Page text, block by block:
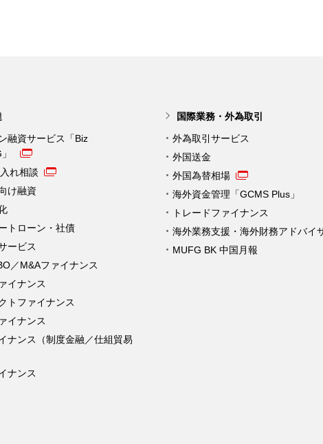
融資サービス「Biz
れ相談
け融資
トローン・社債
ービス
／M&Aファイナンス
イナンス
トファイナンス
イナンス
ナンス（制度金融／仕組貿易
ナンス
国際業務・外為取引
外為取引サービス
外国送金
外国為替相場
海外資金管理「GCMS Plus」
トレードファイナンス
海外業務支援・海外財務アドバイ
MUFG BK 中国月報